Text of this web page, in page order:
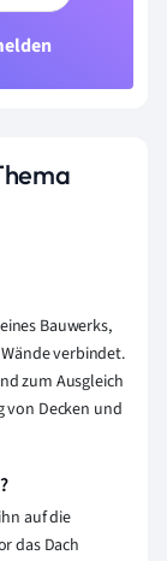
Bauwerks,
verbindet.
zum Ausgleich
von Decken und
auf die
das Dach